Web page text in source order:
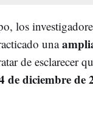
los
una
de esclarecer
de diciembre de